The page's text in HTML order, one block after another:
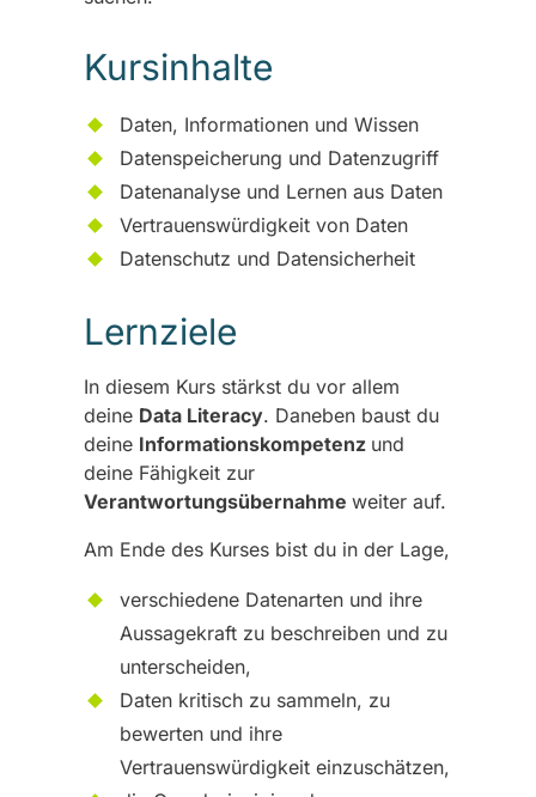
Kursinhalte
Daten, Informationen und Wissen
Datenspeicherung und Datenzugriff
Datenanalyse und Lernen aus Daten
Vertrauenswürdigkeit von Daten
Datenschutz und Datensicherheit
Lernziele
In diesem Kurs stärkst du vor allem
deine Data Literacy. Daneben baust du
deine Informationskompetenz und
deine Fähigkeit zur
Verantwortungsübernahme weiter auf.
Am Ende des Kurses bist du in der Lage,
verschiedene Datenarten und ihre
Aussagekraft zu beschreiben und zu
unterscheiden,
Daten kritisch zu sammeln, zu
bewerten und ihre
Vertrauenswürdigkeit einzuschätzen,